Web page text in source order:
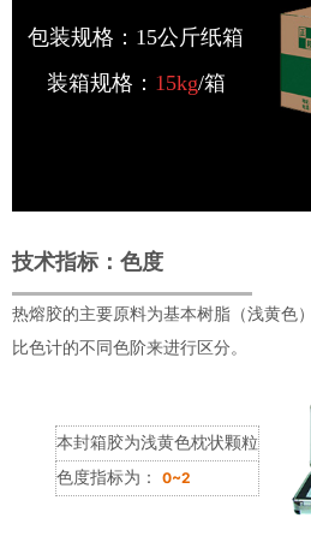
包装规格：15公斤纸箱
装箱规格： 15kg/箱
技术指标：色度
热熔胶的主要原料为基本树脂（浅黄色
比色计的不同色阶来进行区分。
本封箱胶为浅黄色枕状颗粒
色度指标为： 0~2